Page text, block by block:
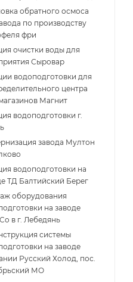
обратного осмоса
по производству
фри
очистки воды для
Сыровар
водоподготовки для
центра
Магнит
водоподготовки г.
завода Мултон
водоподготовки на
ТД Балтийский Берег
оборудования
на заводе
в г. Лебедянь
системы
на заводе
Русский Холод, пос.
МО